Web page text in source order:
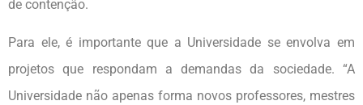
de contenção.
Para ele, é importante que a Universidade se envolva em
projetos que respondam a demandas da sociedade. “A
Universidade não apenas forma novos professores, mestres